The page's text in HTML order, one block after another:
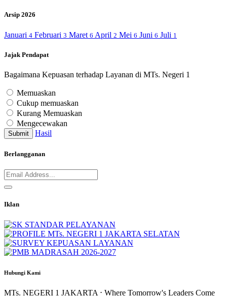
Arsip 2026
Januari 4 Februari 3 Maret 6 April 2 Mei 6 Juni 6 Juli 1
Jajak Pendapat
Bagaimana Kepuasan terhadap Layanan di MTs. Negeri 1
Memuaskan
Cukup memuaskan
Kurang Memuaskan
Mengecewakan
Submit Hasil
Berlangganan
Iklan
Hubungi Kami
MTs. NEGERI 1 JAKARTA ⋅ Where Tomorrow's Leaders Come